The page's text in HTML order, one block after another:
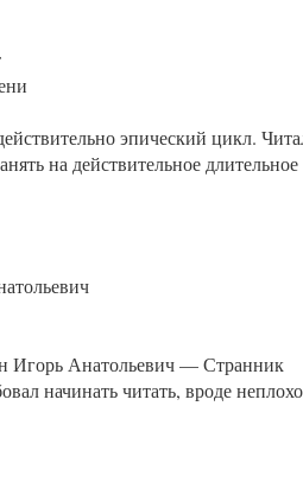
эпический цикл.
на действительное
Игорь Анатольевич — Странник
начинать читать, вроде